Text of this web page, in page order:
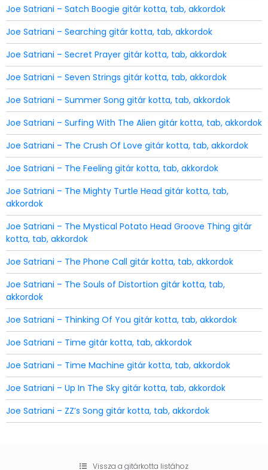
Joe Satriani – Satch Boogie gitár kotta, tab, akkordok
Joe Satriani – Searching gitár kotta, tab, akkordok
Joe Satriani – Secret Prayer gitár kotta, tab, akkordok
Joe Satriani – Seven Strings gitár kotta, tab, akkordok
Joe Satriani – Summer Song gitár kotta, tab, akkordok
Joe Satriani – Surfing With The Alien gitár kotta, tab, akkordok
Joe Satriani – The Crush Of Love gitár kotta, tab, akkordok
Joe Satriani – The Feeling gitár kotta, tab, akkordok
Joe Satriani – The Mighty Turtle Head gitár kotta, tab,
akkordok
Joe Satriani – The Mystical Potato Head Groove Thing gitár
kotta, tab, akkordok
Joe Satriani – The Phone Call gitár kotta, tab, akkordok
Joe Satriani – The Souls of Distortion gitár kotta, tab,
akkordok
Joe Satriani – Thinking Of You gitár kotta, tab, akkordok
Joe Satriani – Time gitár kotta, tab, akkordok
Joe Satriani – Time Machine gitár kotta, tab, akkordok
Joe Satriani – Up In The Sky gitár kotta, tab, akkordok
Joe Satriani – ZZ’s Song gitár kotta, tab, akkordok
Vissza a gitárkotta listához